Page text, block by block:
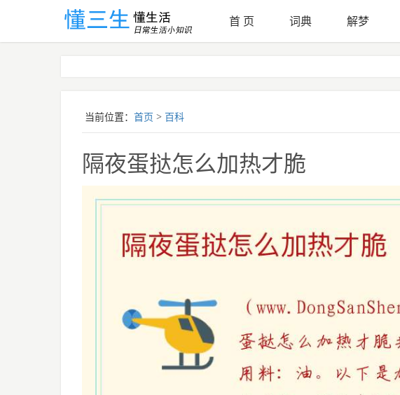
首 页 词典 解梦
当前位置： 首页 > 百科
隔夜蛋挞怎么加热才脆